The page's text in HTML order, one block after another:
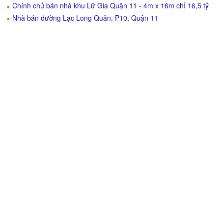
Chính chủ bán nhà khu Lữ Gia Quận 11 - 4m x 16m chỉ 16,5 tỷ
Nhà bán đường Lạc Long Quân, P10, Quận 11